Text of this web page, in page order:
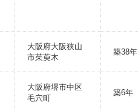
大阪府大阪狭山
市茱萸木
築38年
大阪府堺市中区
毛穴町
築6年